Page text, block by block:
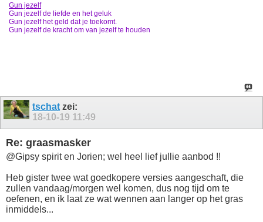
Gun jezelf
Gun jezelf de liefde en het geluk
Gun jezelf het geld dat je toekomt.
Gun jezelf de kracht om van jezelf te houden
tschat zei:
18-10-19 11:49
Re: graasmasker
@Gipsy spirit en Jorien; wel heel lief jullie aanbod !!
Heb gister twee wat goedkopere versies aangeschaft, die
zullen vandaag/morgen wel komen, dus nog tijd om te
oefenen, en ik laat ze wat wennen aan langer op het gras
inmiddels...